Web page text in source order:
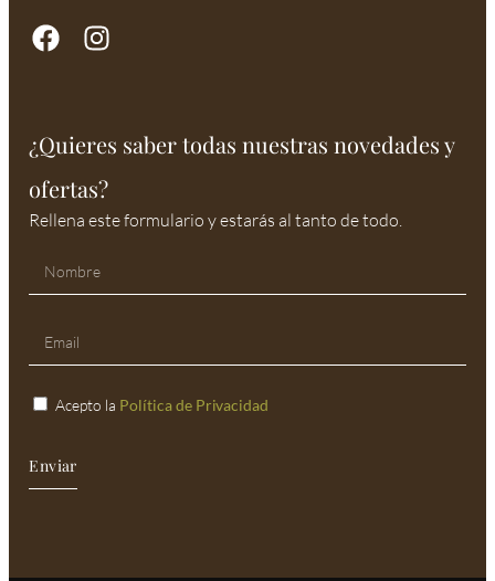
¿Quieres saber todas nuestras novedades y
ofertas?
Rellena este formulario y estarás al tanto de todo.
Acepto la Política de Privacidad
Enviar